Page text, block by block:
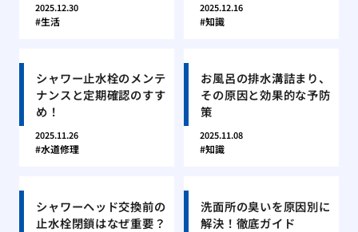
2025.12.30
生活
2025.12.16
知識
シャワー止水栓のメンテ
ナンスと定期確認のすす
め！
2025.11.26
水道修理
お風呂の排水溝詰まり、
その原因と効果的な予防
策
2025.11.08
知識
シャワーヘッド交換前の
止水栓閉鎖はなぜ重要？
洗面所の臭いを原因別に
解決！徹底ガイド